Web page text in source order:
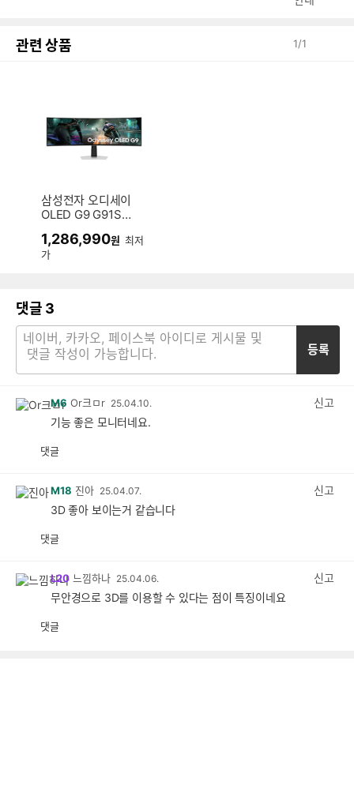
관련 상품 1/1
삼성전자 오디세이
OLED G9 G91SD L
1,286,990원 최저
가
댓글 3
등록
M6 Or크ㅁr 25.04.10.
신고
기능 좋은 모니터네요.
댓글
M18 진아 25.04.07.
신고
3D 좋아 보이는거 같습니다
댓글
L20 느낌하나 25.04.06.
신고
무안경으로 3D를 이용할 수 있다는 점이 특징이네요
댓글